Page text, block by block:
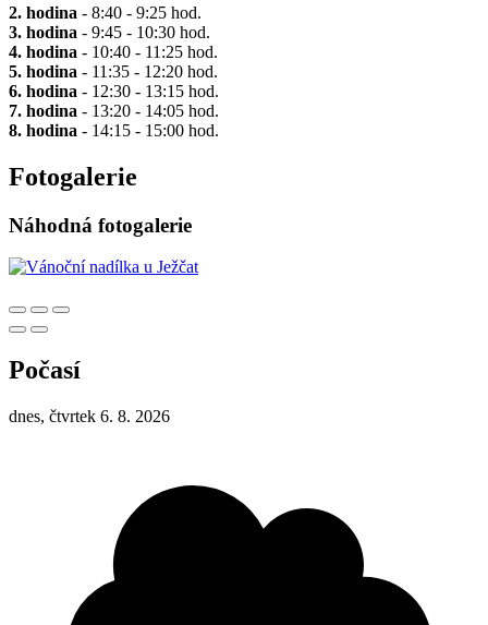
2. hodina - 8:40 - 9:25 hod.
3. hodina - 9:45 - 10:30 hod.
4. hodina - 10:40 - 11:25 hod.
5. hodina - 11:35 - 12:20 hod.
6. hodina - 12:30 - 13:15 hod.
7. hodina - 13:20 - 14:05 hod.
8. hodina - 14:15 - 15:00 hod.
Fotogalerie
Náhodná fotogalerie
Počasí
dnes, čtvrtek 6. 8. 2026